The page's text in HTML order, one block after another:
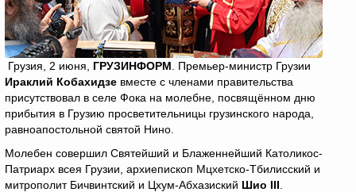
Грузия, 2 июня, ГРУЗИНФОРМ . Премьер-министр Грузии
Ираклий Кобахидзе вместе с членами правительства
присутствовал в селе Фока на молебне, посвящённом дню
прибытия в Грузию просветительницы грузинского народа,
равноапостольной святой Нино.
Молебен совершил Святейший и Блаженнейший Католикос-
Патриарх всея Грузии, архиепископ Мцхетско-Тбилисский и
митрополит Бичвинтский и Цхум-Абхазиский Шио III